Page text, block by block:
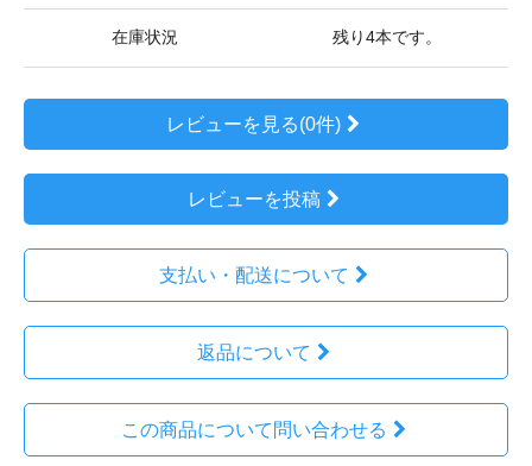
在庫状況 残り4本です。
レビューを見る(0件)
レビューを投稿
支払い・配送について
返品について
この商品について問い合わせる